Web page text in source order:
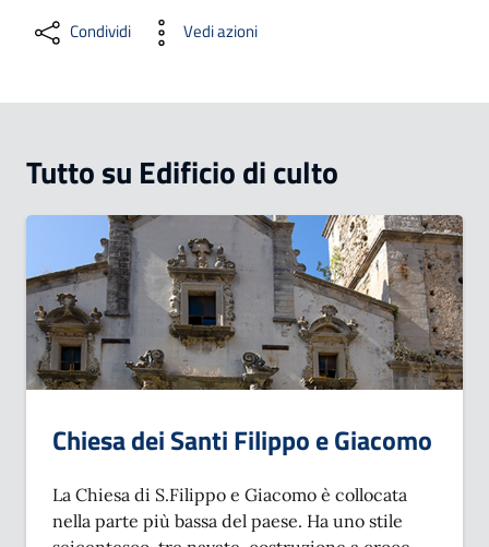
Condividi Vedi azioni
Tutto su Edificio di culto
Chiesa dei Santi Filippo e Giacomo
La Chiesa di S.Filippo e Giacomo è collocata
nella parte più bassa del paese. Ha uno stile